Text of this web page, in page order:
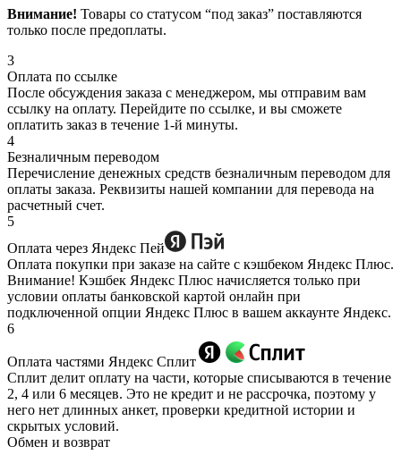
Внимание! Товары со статусом “под заказ” поставляются
только после предоплаты.
3
Оплата по ссылке
После обсуждения заказа с менеджером, мы отправим вам
ссылку на оплату. Перейдите по ссылке, и вы сможете
оплатить заказ в течение 1-й минуты.
4
Безналичным переводом
Перечисление денежных средств безналичным переводом для
оплаты заказа. Реквизиты нашей компании для перевода на
расчетный счет.
5
Оплата через Яндекс Пей
Оплата покупки при заказе на сайте с кэшбеком Яндекс Плюс.
Внимание! Кэшбек Яндекс Плюс начисляется только при
условии оплаты банковской картой онлайн при
подключенной опции Яндекс Плюс в вашем аккаунте Яндекс.
6
Оплата частями Яндекс Сплит
Сплит делит оплату на части, которые списываются в течение
2, 4 или 6 месяцев. Это не кредит и не рассрочка, поэтому у
него нет длинных анкет, проверки кредитной истории и
скрытых условий.
Обмен и возврат